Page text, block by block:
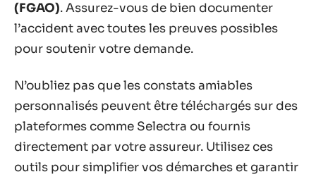
(FGAO). Assurez-vous de bien documenter
l’accident avec toutes les preuves possibles
pour soutenir votre demande.
N’oubliez pas que les constats amiables
personnalisés peuvent être téléchargés sur des
plateformes comme Selectra ou fournis
directement par votre assureur. Utilisez ces
outils pour simplifier vos démarches et garantir